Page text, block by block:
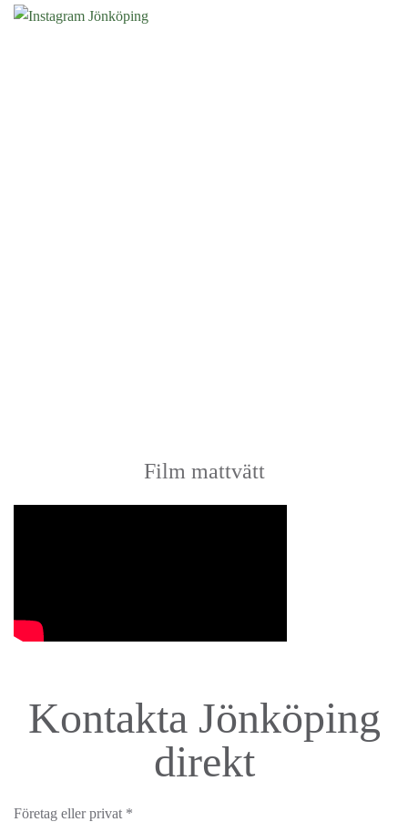
Film mattvätt
Kontakta Jönköping
direkt
Företag eller privat *